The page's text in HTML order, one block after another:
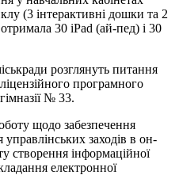
(3 інтерактивні дошки та 2
30 iPad (ай-пед) і 30
розглянуть питання
програмного
№ 33.
щодо забезпечення
заходів в он-
створення інформаційної
електронної